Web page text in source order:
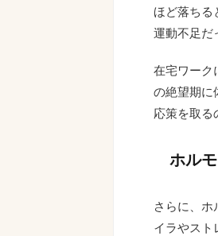
ほど落ちる
運動不足だ
在宅ワーク
の絶望期に
応策を取る
ホル
さらに、
イラやスト